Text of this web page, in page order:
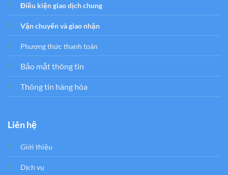
Điều kiện giao dịch chung
Vận chuyển và giao nhận
Phương thức thanh toán
Bảo mật thông tin
Thông tin hàng hóa
Liên hệ
Giới thiệu
Dịch vụ